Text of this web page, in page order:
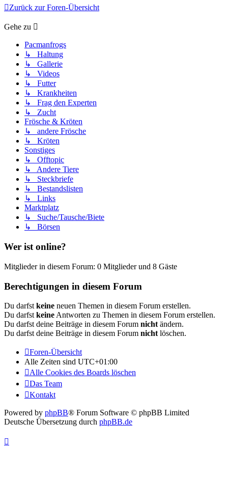
Zurück zur Foren-Übersicht
Gehe zu
Pacmanfrogs
↳ Haltung
↳ Gallerie
↳ Videos
↳ Futter
↳ Krankheiten
↳ Frag den Experten
↳ Zucht
Frösche & Kröten
↳ andere Frösche
↳ Kröten
Sonstiges
↳ Offtopic
↳ Andere Tiere
↳ Steckbriefe
↳ Bestandslisten
↳ Links
Marktplatz
↳ Suche/Tausche/Biete
↳ Börsen
Wer ist online?
Mitglieder in diesem Forum: 0 Mitglieder und 8 Gäste
Berechtigungen in diesem Forum
Du darfst keine neuen Themen in diesem Forum erstellen.
Du darfst keine Antworten zu Themen in diesem Forum erstellen.
Du darfst deine Beiträge in diesem Forum nicht ändern.
Du darfst deine Beiträge in diesem Forum nicht löschen.
Foren-Übersicht
Alle Zeiten sind UTC+01:00
Alle Cookies des Boards löschen
Das Team
Kontakt
Powered by phpBB® Forum Software © phpBB Limited
Deutsche Übersetzung durch phpBB.de